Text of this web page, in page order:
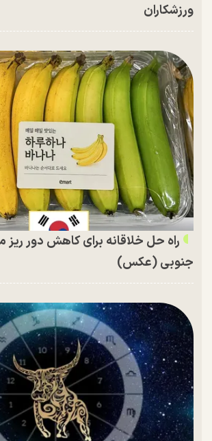
ورزشکاران
راه حل خلاقانه برای کاهش دور ریز
جنوبی (عکس)